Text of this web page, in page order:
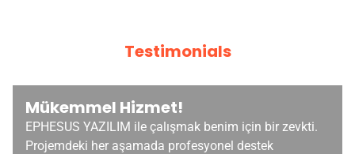
Testimonials
Mükemmel Hizmet!
EPHESUS YAZILIM ile çalışmak benim için bir zevkti.
Projemdeki her aşamada profesyonel destek